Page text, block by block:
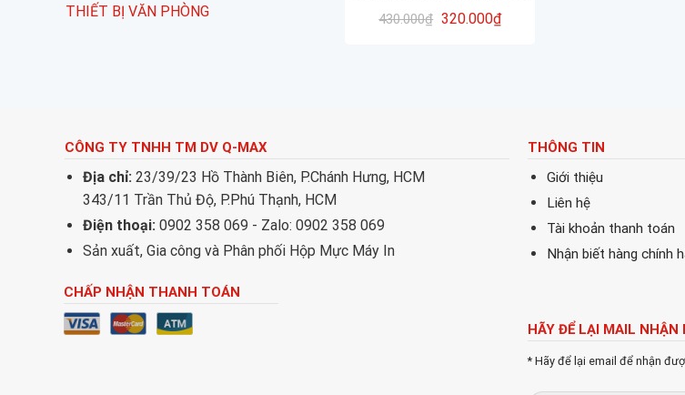
THIẾT BỊ VĂN PHÒNG
430.000₫ 320.000₫
CÔNG TY TNHH TM DV Q-MAX
Địa chỉ: 23/39/23 Hồ Thành Biên, P.Chánh Hưng, HCM
343/11 Trần Thủ Độ, P.Phú Thạnh, HCM
Điện thoại: 0902 358 069 - Zalo: 0902 358 069
Sản xuất, Gia công và Phân phối Hộp Mực Máy In
CHẤP NHẬN THANH TOÁN
THÔNG TIN
Giới thiệu
Liên hệ
Tài khoản thanh toán
Nhận biết hàng chính
HÃY ĐỂ LẠI MAIL NHẬN
* Hãy để lại email để nhận